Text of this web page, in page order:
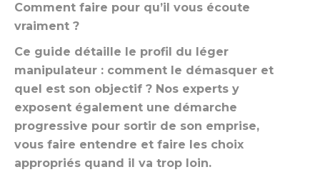
Comment faire pour qu’il vous écoute
vraiment ?
Ce guide détaille le profil du léger
manipulateur : comment le démasquer et
quel est son objectif ? Nos experts y
exposent également une démarche
progressive pour sortir de son emprise,
vous faire entendre et faire les choix
appropriés quand il va trop loin.